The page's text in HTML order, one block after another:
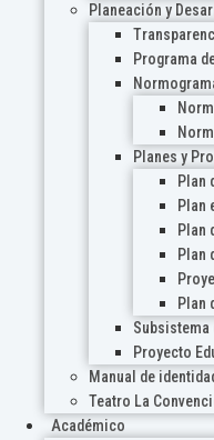
Planeación y
Programa
Planes y
Plan
Plan
Plan
Plan
Plan
Subsistema
Proyecto
Manual de
Teatro La
Académico